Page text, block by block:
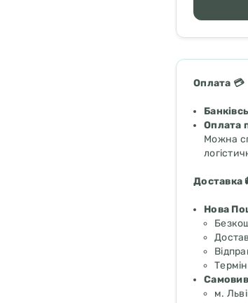
Оплата 💳
Оплата
Можна
Доставка
Нова
м.